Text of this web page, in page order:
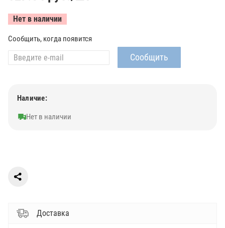
Нет в наличии
Сообщить, когда появится
Наличие:
Нет в наличии
Доставка